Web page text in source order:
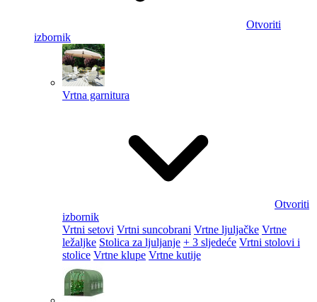
Otvoriti
izbornik
Vrtna garnitura
Otvoriti
izbornik
Vrtni setovi Vrtni suncobrani Vrtne ljuljačke Vrtne
ležaljke Stolica za ljuljanje + 3 sljedeće Vrtni stolovi i
stolice Vrtne klupe Vrtne kutije